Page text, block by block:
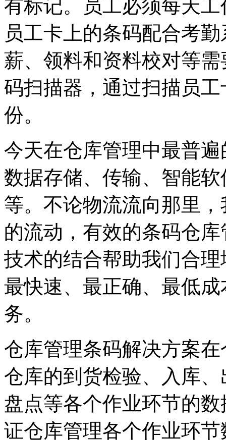
有标记。员工必须每天
员工卡上的条码配合考
薪、领料和资料校对等
码扫描器，通过扫描员
份。
今天在仓库管理中最普
数据存储、传输、智能
等。不论物流流向那里
的流动，有效的条码仓
技术的结合帮助我们合
最快速、最正确、最低
务。
仓库管理条码解决方案
仓库的到货检验、入库
盘点等各个作业环节的
证仓库管理各个作业环